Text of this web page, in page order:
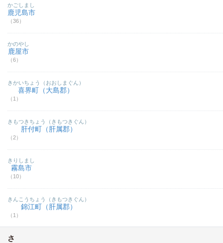
鹿児島市
（36）
かごしまし
鹿屋市
（6）
かのやし
喜界町（大島郡）
（1）
きかいちょう（おおしまぐん）
肝付町（肝属郡）
（2）
きもつきちょう（きもつきぐん）
霧島市
（10）
きりしまし
錦江町（肝属郡）
（1）
きんこうちょう（きもつきぐん）
さ